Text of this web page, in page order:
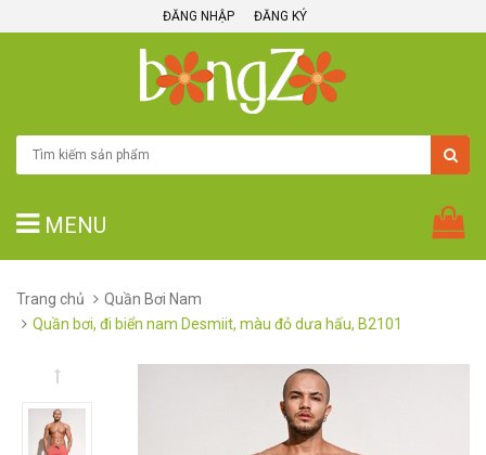
ĐĂNG NHẬP ĐĂNG KÝ
MENU
Trang chủ
Quần Bơi Nam
Quần bơi, đi biển nam Desmiit, màu đỏ dưa hấu, B2101